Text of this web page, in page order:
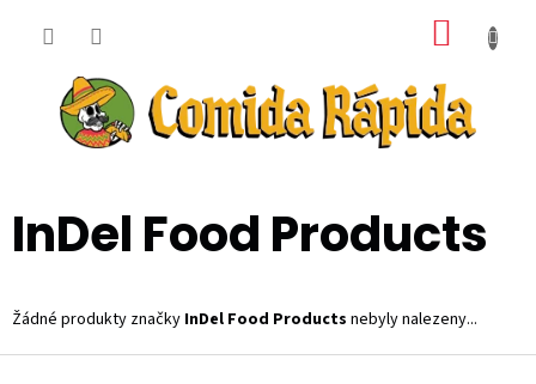
KOŠÍK
InDel Food Products
Žádné produkty značky InDel Food Products nebyly nalezeny...
Z